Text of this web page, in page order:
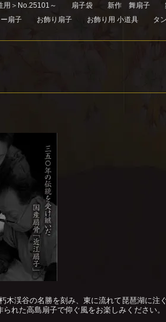
用＞No.25101～ 扇子袋 新作 舞扇子
扇子 お飾り扇子 お飾り用 小道具 タ
木渓谷の名勝を刻み、東に流れて琵琶湖に
れた高島扇子で仰ぐ風をお楽しみください。